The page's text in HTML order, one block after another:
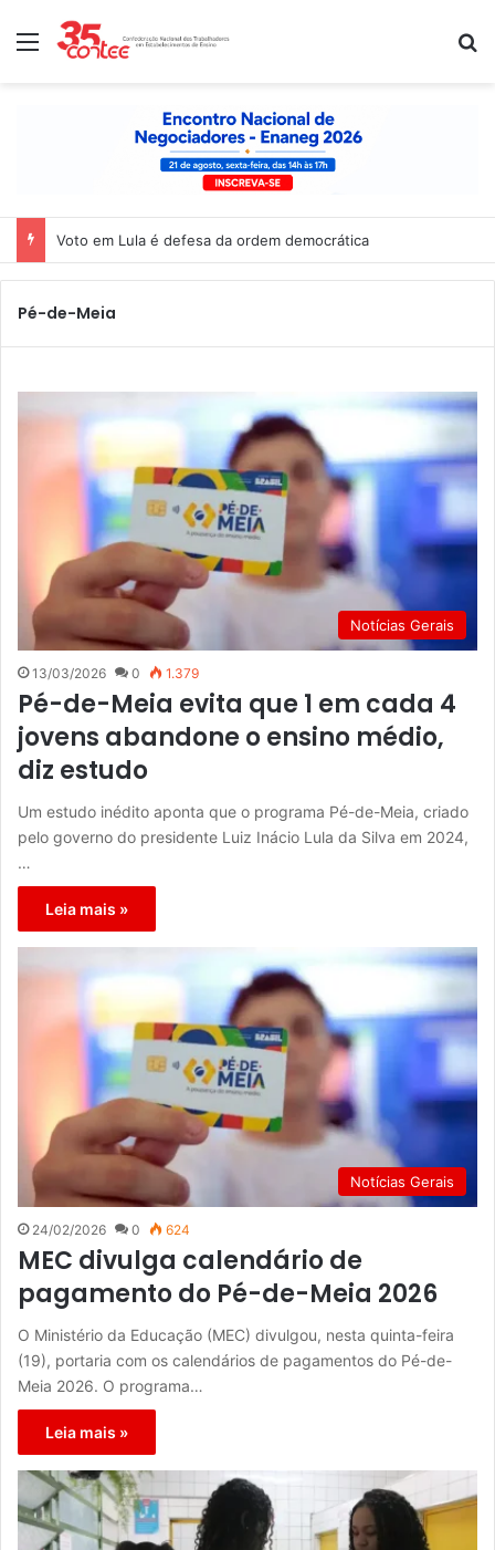
Menu
Nota de solidariedade ao povo venezuelano
Pé-de-Meia
Notícias Gerais
13/03/2026 0 1.379
Pé-de-Meia evita que 1 em cada 4
jovens abandone o ensino médio,
diz estudo
Um estudo inédito aponta que o programa Pé-de-Meia, criado
pelo governo do presidente Luiz Inácio Lula da Silva em 2024,
…
Leia mais »
Notícias Gerais
24/02/2026 0 624
MEC divulga calendário de
pagamento do Pé-de-Meia 2026
O Ministério da Educação (MEC) divulgou, nesta quinta-feira
(19), portaria com os calendários de pagamentos do Pé-de-
Meia 2026. O programa…
Leia mais »